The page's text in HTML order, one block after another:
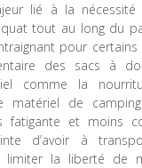
lié à la
tout au long du
pour certains
des sacs à
comme la
matériel de
fatigante et moins
d’avoir à
limiter la liberté de